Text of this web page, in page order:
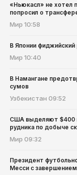
«Ньюкасл» не хотел
попросил о
Мир 10:58
В Японии фиджийский
Мир 10:40
В Намангане
сумов
Узбекистан 09:52
США выделяют $400
рудника по добыче
Мир 09:32
Президент
Месси с